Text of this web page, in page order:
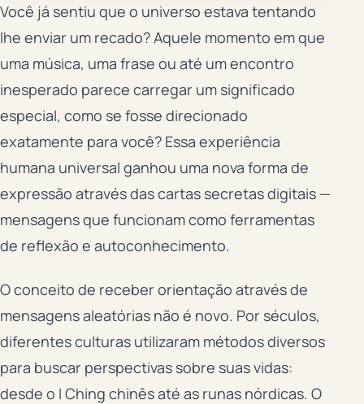
Você já sentiu que o universo estava tentando
lhe enviar um recado? Aquele momento em que
uma música, uma frase ou até um encontro
inesperado parece carregar um significado
especial, como se fosse direcionado
exatamente para você? Essa experiência
humana universal ganhou uma nova forma de
expressão através das cartas secretas digitais —
mensagens que funcionam como ferramentas
de reflexão e autoconhecimento.
O conceito de receber orientação através de
mensagens aleatórias não é novo. Por séculos,
diferentes culturas utilizaram métodos diversos
para buscar perspectivas sobre suas vidas:
desde o I Ching chinês até as runas nórdicas. O